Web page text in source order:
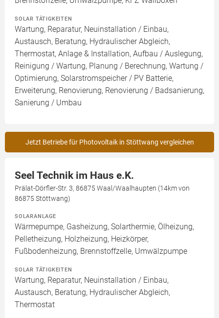
SOLAR TÄTIGKEITEN
Wartung, Reparatur, Neuinstallation / Einbau,
Austausch, Beratung, Hydraulischer Abgleich,
Thermostat, Anlage & Installation, Aufbau / Auslegung,
Reinigung / Wartung, Planung / Berechnung, Wartung /
Optimierung, Solarstromspeicher / PV Batterie,
Erweiterung, Renovierung, Renovierung / Badsanierung,
Sanierung / Umbau
Jetzt Betriebe für Photovoltaik in Stöttwang vergleichen
Seel Technik im Haus e.K.
Prälat-Dörfler-Str. 3, 86875 Waal/Waalhaupten (14km von
86875 Stöttwang)
SOLARANLAGE
Wärmepumpe, Gasheizung, Solarthermie, Ölheizung,
Pelletheizung, Holzheizung, Heizkörper,
Fußbodenheizung, Brennstoffzelle, Umwälzpumpe
SOLAR TÄTIGKEITEN
Wartung, Reparatur, Neuinstallation / Einbau,
Austausch, Beratung, Hydraulischer Abgleich,
Thermostat